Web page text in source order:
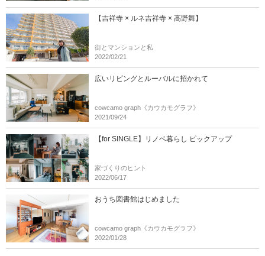
【吉祥寺 × ルネ吉祥寺 × 高野舞】
街とマンションと私
2022/02/21
広いリビングとルーバルに招かれて
cowcamo graph《カウカモグラフ》
2021/09/24
【for SINGLE】リノベ暮らし ピックアップ
家づくりのヒント
2022/06/17
おうち図書館はじめました
cowcamo graph《カウカモグラフ》
2022/01/28